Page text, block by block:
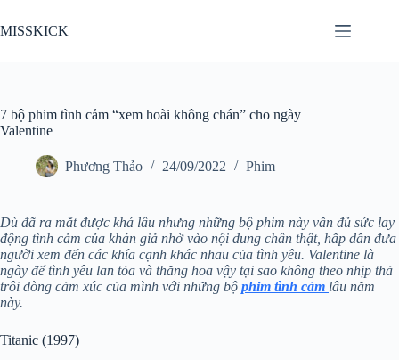
đến
phần
MISSKICK
7 bộ phim tình cảm “xem hoài không chán” cho ngày
Valentine
Phương Thảo 24/09/2022 Phim
Dù đã ra mắt được khá lâu nhưng những bộ phim này vẫn đủ sức lay
động tình cảm của khán giả nhờ vào nội dung chân thật, hấp dẫn đưa
người xem đến các khía cạnh khác nhau của tình yêu. Valentine là
ngày để tình yêu lan tỏa và thăng hoa vậy tại sao không theo nhịp thả
trôi dòng cảm xúc của mình với những bộ phim tình cảm lâu năm
này.
Titanic (1997)